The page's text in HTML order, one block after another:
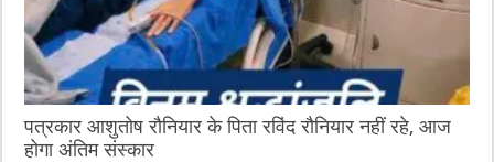
पत्रकार आशुतोष रौनियार के पिता रविंद रौनियार नहीं रहे, आज
होगा अंतिम संस्कार